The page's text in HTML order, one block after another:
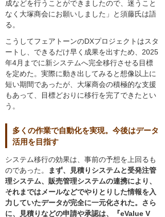
成などを行うことができましたので、迷うこと
なく大塚商会にお願いしました」と須藤氏は語
る。
こうしてフェアトーンのDXプロジェクトはスタ
ートし、できるだけ早く成果を出すため、2025
年4月までに新システムへ完全移行させる目標
を定めた。実際に動き出してみると想像以上に
短い期間であったが、大塚商会の積極的な支援
もあって、目標どおりに移行を完了できたとい
う。
多くの作業で自動化を実現。今後はデータ
活用を目指す
システム移行の効果は、事前の予想を上回るも
のであった。
まず、見積りシステムと受発注管
理システム、販売管理システムの連携により、
それまではメールなどでやりとりした情報を入
力していたデータが完全に一元化された。さら
に、見積りなどの申請や承認は、『eValue V